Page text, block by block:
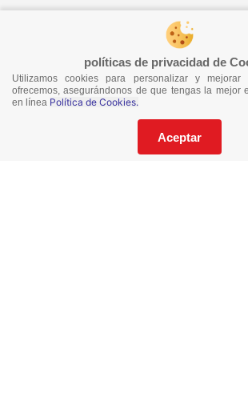
políticas de privacidad de
Utilizamos cookies para personalizar y
ofrecemos, asegurándonos de que tengas la mejor
en línea Política de Cookies.
Aceptar
¡Síguenos en redes!
¡No te pierdas nuestras
Suscríbete a nuestro